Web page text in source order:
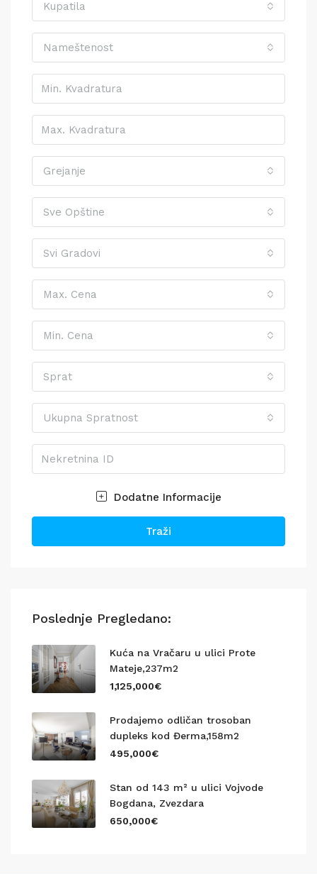
Kupatila
Nameštenost
Grejanje
Sve Opštine
Svi Gradovi
Max. Cena
Min. Cena
Sprat
Ukupna Spratnost
Dodatne Informacije
Traži
Poslednje Pregledano:
Kuća na Vračaru u ulici Prote
Mateje,237m2
1,125,000€
Prodajemo odličan trosoban
dupleks kod Đerma,158m2
495,000€
Stan od 143 m² u ulici Vojvode
Bogdana, Zvezdara
650,000€